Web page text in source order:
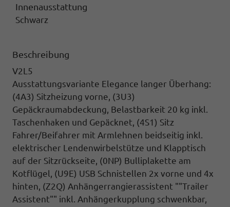
Innenausstattung
Schwarz
Beschreibung
V2L5
Ausstattungsvariante Elegance langer Überhang:
(4A3) Sitzheizung vorne, (3U3)
Gepäckraumabdeckung, Belastbarkeit 20 kg inkl.
Taschenhaken und Gepäcknet, (4S1) Sitz
Fahrer/Beifahrer mit Armlehnen beidseitig inkl.
elektrischer Lendenwirbelstütze und Klapptisch
auf der Sitzrückseite, (0NP) Bulliplakette am
Kotflügel, (U9E) USB Schnistellen 2x vorne und 4x
hinten, (Z2Q) Anhängerrangierassistent ""Trailer
Assistent"" inkl. Anhängerkupplung schwenkbar,